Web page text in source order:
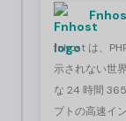
fnhost は、
示されない世
な 24 時間
プトの高速イ